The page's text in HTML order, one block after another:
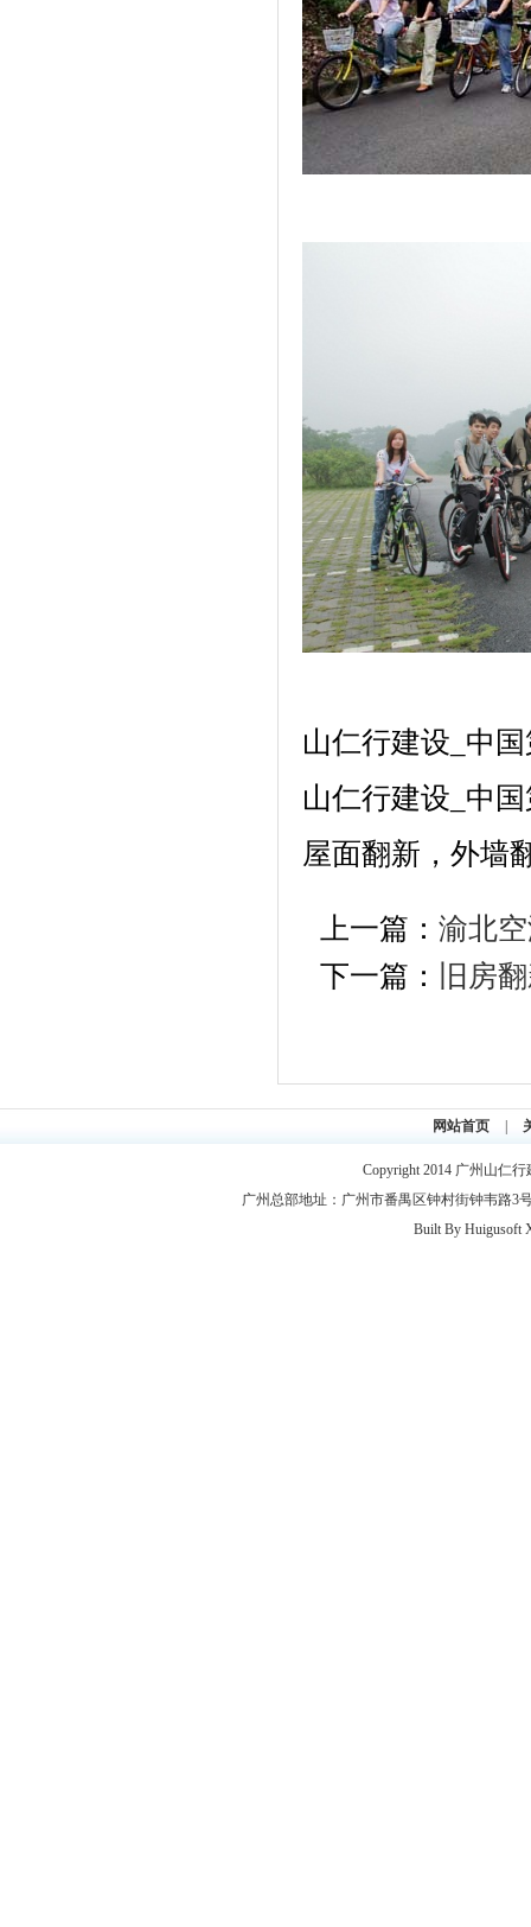
山仁行建设_中
山仁行建设_中
屋面翻新，外墙
上一篇： 渝北
下一篇：
旧房
网站首页
Copyright 2014 广州山仁
广州总部地址：广州市番禺区钟村街钟韦路3
Built By Huigusoft